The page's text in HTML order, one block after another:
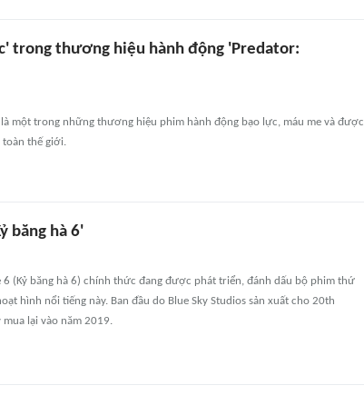
trong thương hiệu hành động 'Predator:
một trong những thương hiệu phim hành động bạo lực, máu me và được
thế giới.
băng hà 6'
6 (Kỷ băng hà 6) chính thức đang được phát triển, đánh dấu bộ phim thứ
hình nổi tiếng này. Ban đầu do Blue Sky Studios sản xuất cho 20th
lại vào năm 2019.